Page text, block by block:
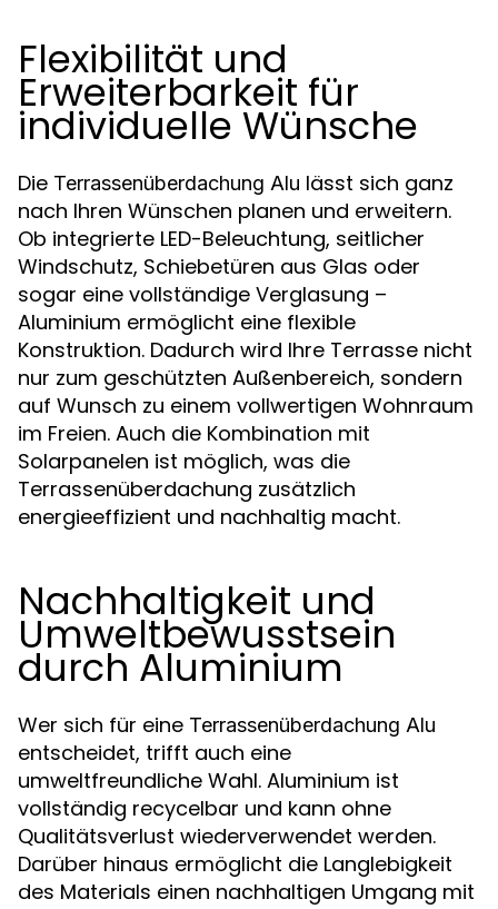
Flexibilität und
Erweiterbarkeit für
individuelle Wünsche
Die Terrassenüberdachung Alu lässt sich ganz
nach Ihren Wünschen planen und erweitern.
Ob integrierte LED-Beleuchtung, seitlicher
Windschutz, Schiebetüren aus Glas oder
sogar eine vollständige Verglasung –
Aluminium ermöglicht eine flexible
Konstruktion. Dadurch wird Ihre Terrasse nicht
nur zum geschützten Außenbereich, sondern
auf Wunsch zu einem vollwertigen Wohnraum
im Freien. Auch die Kombination mit
Solarpanelen ist möglich, was die
Terrassenüberdachung zusätzlich
energieeffizient und nachhaltig macht.
Nachhaltigkeit und
Umweltbewusstsein
durch Aluminium
Wer sich für eine Terrassenüberdachung Alu
entscheidet, trifft auch eine
umweltfreundliche Wahl. Aluminium ist
vollständig recycelbar und kann ohne
Qualitätsverlust wiederverwendet werden.
Darüber hinaus ermöglicht die Langlebigkeit
des Materials einen nachhaltigen Umgang mit